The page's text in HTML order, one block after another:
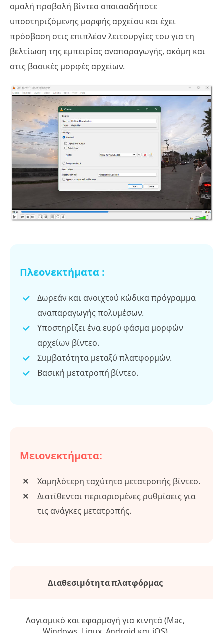
ομαλή προβολή βίντεο οποιασδήποτε
υποστηριζόμενης μορφής αρχείου και έχει
πρόσβαση στις επιπλέον λειτουργίες του για τη
βελτίωση της εμπειρίας αναπαραγωγής, ακόμη και
στις βασικές μορφές αρχείων.
Πλεονεκτήματα :
Δωρεάν και ανοιχτού κώδικα πρόγραμμα
αναπαραγωγής πολυμέσων.
Υποστηρίζει ένα ευρύ φάσμα μορφών
αρχείων βίντεο.
Συμβατότητα μεταξύ πλατφορμών.
Βασική μετατροπή βίντεο.
Μειονεκτήματα:
Χαμηλότερη ταχύτητα μετατροπής βίντεο.
Διατίθενται περιορισμένες ρυθμίσεις για
τις ανάγκες μετατροπής.
Διαθεσιμότητα πλατφόρμας
Λογισμικό και εφαρμογή για κινητά (Mac,